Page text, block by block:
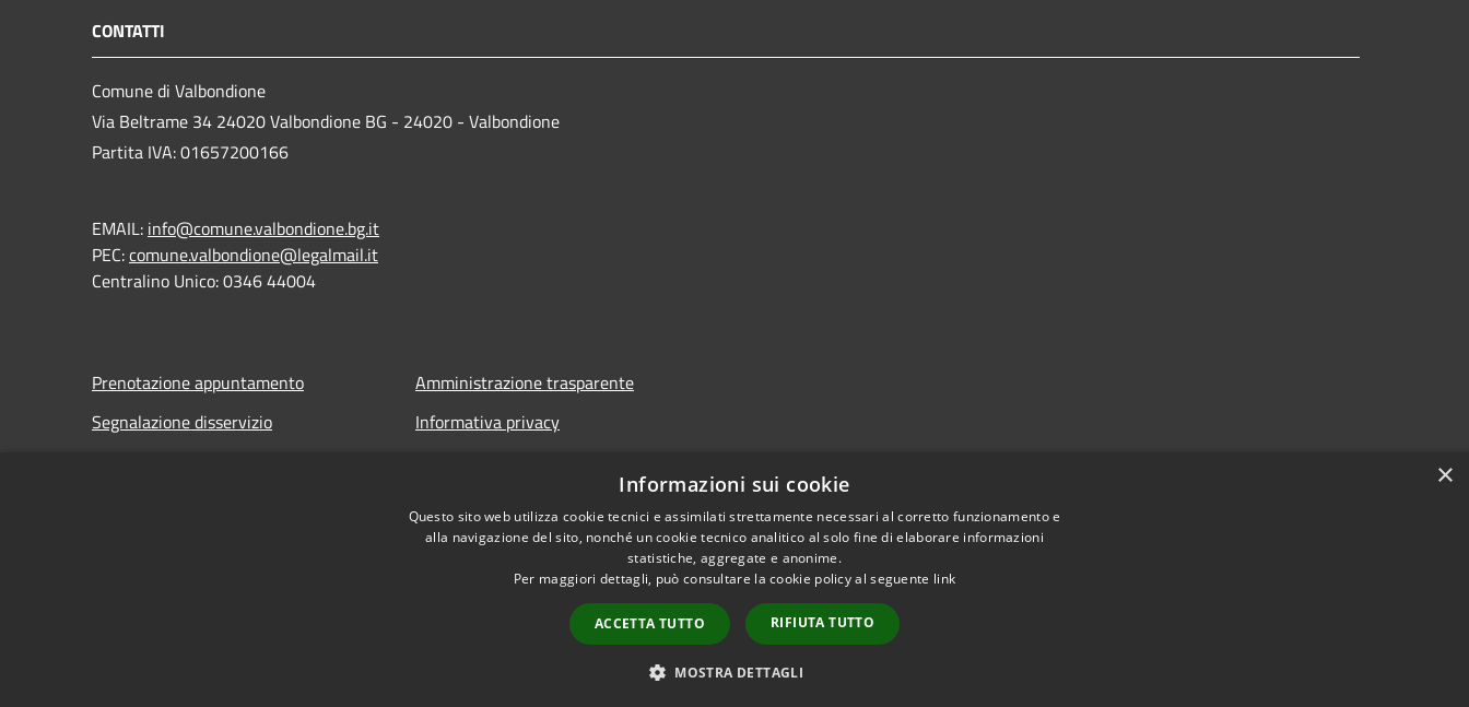
CONTATTI
Comune di Valbondione
Via Beltrame 34 24020 Valbondione BG - 24020 - Valbondione
Partita IVA: 01657200166
EMAIL: info@comune.valbondione.bg.it
PEC:comune.valbondione@legalmail.it
Centralino Unico: 0346 44004
Prenotazione appuntamento
Segnalazione disservizio
Amministrazione trasparente
Informativa privacy
Dichiarazione di accessibilità
Copyright © 2026 • Comune di Valbondione • Powered by
×
Informazioni sui cookie
Questo sito web utilizza cookie tecnici e assimilati strettamente necessari al corretto funzionamento e
alla navigazione del sito, nonché un cookie tecnico analitico al solo fine di elaborare informazioni
statistiche, aggregate e anonime.
Per maggiori dettagli, può consultare la cookie policy al seguente link
ACCETTA TUTTO RIFIUTA TUTTO
MOSTRA DETTAGLI